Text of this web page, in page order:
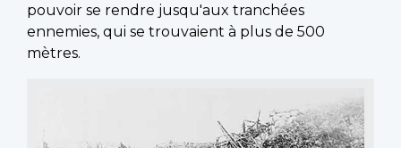
pouvoir se rendre jusqu'aux tranchées
ennemies, qui se trouvaient à plus de 500
mètres.